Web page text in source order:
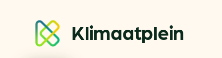
Klimaatplein